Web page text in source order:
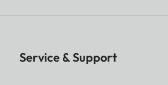
Service & Support